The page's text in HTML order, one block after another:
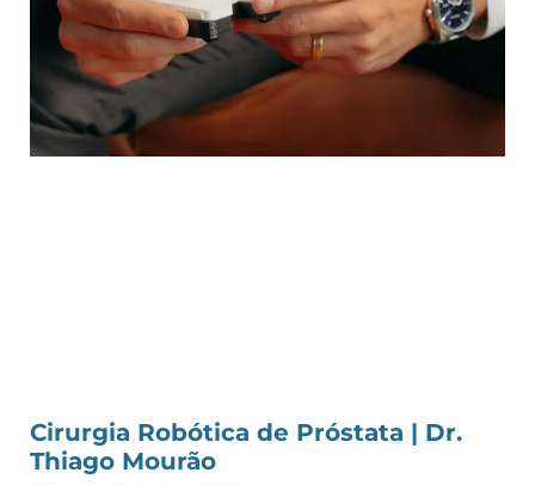
Cirurgia Robótica de Próstata | Dr.
Thiago Mourão